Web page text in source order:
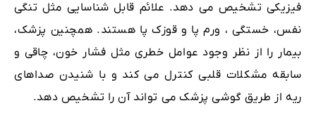
فیزیکی تشخیص می دهد. علائم قابل شناسایی مثل تنگی
نفس، خستگی ، ورم پا و قوزک پا هستند. همچنین پزشک،
بیمار را از نظر وجود عوامل خطری مثل فشار خون، چاقی و
سابقه مشکلات قلبی کنترل می کند و با شنیدن صداهای
ریه از طریق گوشی پزشک می تواند آن را تشخیص دهد.